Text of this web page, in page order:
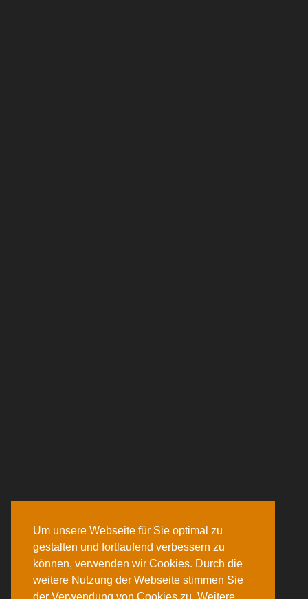
Um unsere Webseite für Sie optimal zu
gestalten und fortlaufend verbessern zu
können, verwenden wir Cookies. Durch die
weitere Nutzung der Webseite stimmen Sie